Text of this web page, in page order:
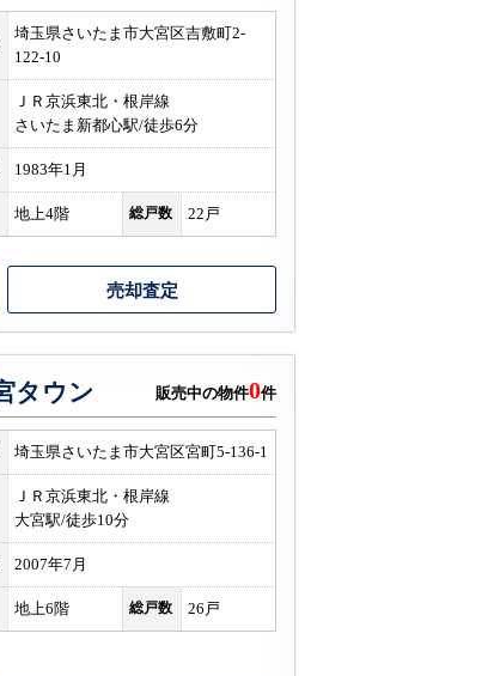
埼玉県さいたま市大宮区吉敷町2-
122-10
ＪＲ京浜東北・根岸線
さいたま新都心駅/徒歩6分
1983年1月
地上4階 総戸数 22戸
売却査定
タウン 販売中の物件0件
埼玉県さいたま市大宮区宮町5-136-1
ＪＲ京浜東北・根岸線
大宮駅/徒歩10分
2007年7月
地上6階 総戸数 26戸